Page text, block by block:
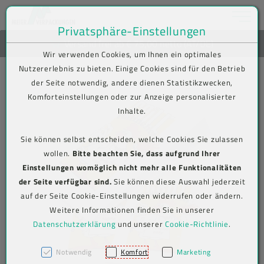
Zum Inhalt springen [AK + 0]
Zum Hauptmenü springen [AK + 1]
Zum Shop-Menü (Suche, Wunschliste, Warenkorb, Mein Account)
Zum Meta-Menü oben (rechts) springen [AK + 3]
Zum Icon-Menü unten am Browserrand springen [AK + 4]
Zum Footer-Menü unten (angedockt an Browserrand) springen [AK + 5]
Zum Widget-Menü rechts springen [AK + 6]
Zu den Inhalten im Fußbereich springen [AK + 7]
Toggle
Newsletter-Anmeldung
Privatsphäre-Einstellungen
Wir verwenden Cookies, um Ihnen ein optimales
Nutzererlebnis zu bieten. Einige Cookies sind für den Betrieb
der Seite notwendig, andere dienen Statistikzwecken,
Komforteinstellungen oder zur Anzeige personalisierter
Inhalte.
Sie können selbst entscheiden, welche Cookies Sie zulassen
wollen. Bitte beachten Sie, dass aufgrund Ihrer
Einstellungen womöglich nicht mehr alle Funktionalitäten
der Seite verfügbar sind. Sie können diese Auswahl jederzeit
auf der Seite Cookie-Einstellungen widerrufen oder ändern.
Weitere Informationen finden Sie in unserer
Datenschutzerklärung und unsererCookie-Richtlinie.
Notwendig Komfort Marketing